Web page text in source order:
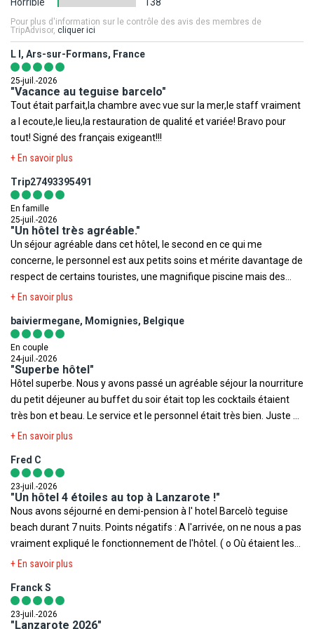
La chambre allouée lors de votre arrivée pourra être ainsi
différente de celle figurant en photo sur le présent descriptif.
Votre séjour est assuré par le tour opérateur suivant :
FRAM
restrictions, obligations ou tout simplement des informations
relatives à votre destination.
Ministère de la Santé, Institut de veille sanitaire
Voyage, Ministère des Affaires Etrangères
pour la sortie du territoire
Toutefois il est rappelé qu'aucune région du monde ni aucun pays
ne peuvent être considérés comme étant à l'abri du risque
Pour plus d'information sur le contrôle des avis des membres de
TripAdvisor, cliquer ici
L l, Ars-sur-Formans, France
25-juil.-2026
"Vacance au teguise barcelo"
Tout était parfait,la chambre avec vue sur la mer,le staff vraiment
a l ecoute,le lieu,la restauration de qualité et variée! Bravo pour
tout! Signé des français exigeant!!!
+ En savoir plus
Trip27493395491
En famille
25-juil.-2026
"Un hôtel très agréable."
Un séjour agréable dans cet hôtel, le second en ce qui me
concerne, le personnel est aux petits soins et mérite davantage de
respect de certains touristes, une magnifique piscine mais des
transats squattés dès le lever du jour, des comportements
rien, l'impolitesse et l'incorrection de certaines personnes si. Tout
est fait pour nous offrir un séjour plaisant et reposant. Un petit
bémol, si l'on loue un véhicule, il faut être prêt à se garer assez
loin.
+ En savoir plus
baiviermegane, Momignies, Belgique
En couple
24-juil.-2026
"Superbe hôtel"
Hôtel superbe. Nous y avons passé un agréable séjour la nourriture
du petit déjeuner au buffet du soir était top les cocktails étaient
très bon et beau. Le service et le personnel était très bien. Juste 2
petit point négatif 1. L insonorisation des chambres. 2. La douche
Mais sinon on reviendra avec plaisir
+ En savoir plus
Fred C
23-juil.-2026
"Un hôtel 4 étoiles au top à Lanzarote !"
Nous avons séjourné en demi-pension à l' hotel Barcelò teguise
beach durant 7 nuits. Points négatifs : A l'arrivée, on ne nous a pas
vraiment expliqué le fonctionnement de l'hôtel. ( o Où étaient les
spectacles du soir ou un planning des activités par exemples ) Les
baignoire à l intérieur mais avec des défauts tout de même,
certains meubles étaient abîmées par l' humidité. Voici les points
positifs : La restauration était au top, le buffet proposé chaque
+ En savoir plus
Franck S
23-juil.-2026
"Lanzarote 2026"